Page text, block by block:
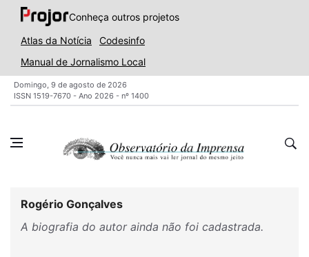
Conheça outros projetos
Atlas da Notícia
Codesinfo
Manual de Jornalismo Local
Domingo, 9 de agosto de 2026
ISSN 1519-7670 - Ano 2026 - nº 1400
Rogério Gonçalves
A biografia do autor ainda não foi cadastrada.